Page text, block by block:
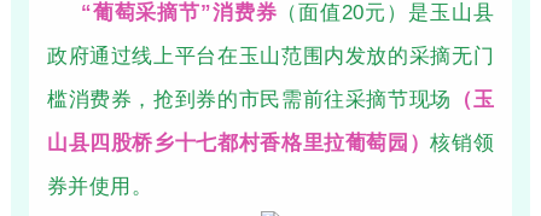
“葡萄采摘节”消费券 （面值20元）是玉山县
政府通过线上平台在玉山范围内发放的采摘无门
槛消费券，抢到券的市民需前往采摘节现场
（玉
山县四股桥乡十七都村香格里拉葡萄园）核销领
券并使用。